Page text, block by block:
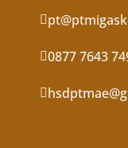
0877 7643